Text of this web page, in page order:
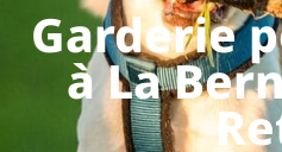
Garderie
à La